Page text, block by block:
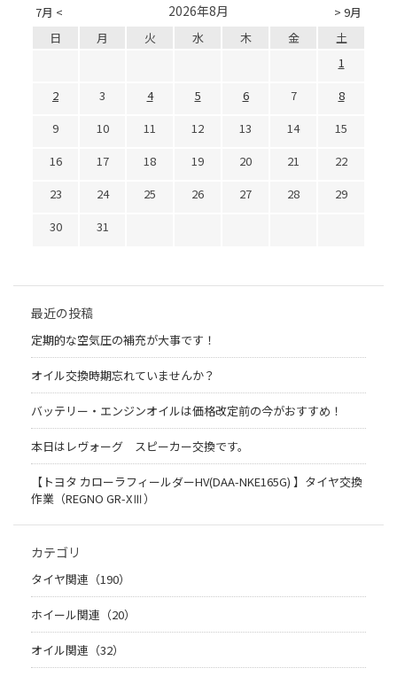
7月 < > 9月
2026年8月
日 月 火 水 木 金
土
1
2
3 4 5 6 7
8
9
10 11 12 13 14
15
16
17 18 19 20 21
22
23
24 25 26 27 28
29
30
31
最近の投稿
定期的な空気圧の補充が大事です！
オイル交換時期忘れていませんか？
バッテリー・エンジンオイルは価格改定前の今がおすすめ！
本日はレヴォーグ スピーカー交換です。
【トヨタ カローラフィールダーHV(DAA-NKE165G) 】タイヤ交換
作業（REGNO GR-XⅢ）
カテゴリ
タイヤ関連（190）
ホイール関連（20）
オイル関連（32）